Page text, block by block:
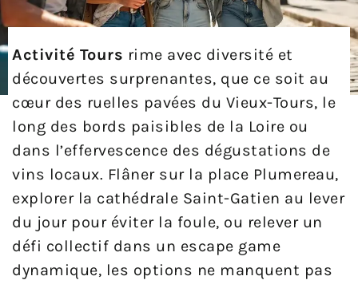
Activité Tours rime avec diversité et
découvertes surprenantes, que ce soit au
cœur des ruelles pavées du Vieux-Tours, le
long des bords paisibles de la Loire ou
dans l’effervescence des dégustations de
vins locaux. Flâner sur la place Plumereau,
explorer la cathédrale Saint-Gatien au lever
du jour pour éviter la foule, ou relever un
défi collectif dans un escape game
dynamique, les options ne manquent pas